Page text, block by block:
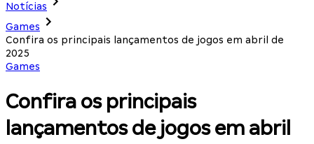
Notícias
Games
Confira os principais lançamentos de jogos em abril de
2025
Games
Confira os principais
lançamentos de jogos em abril